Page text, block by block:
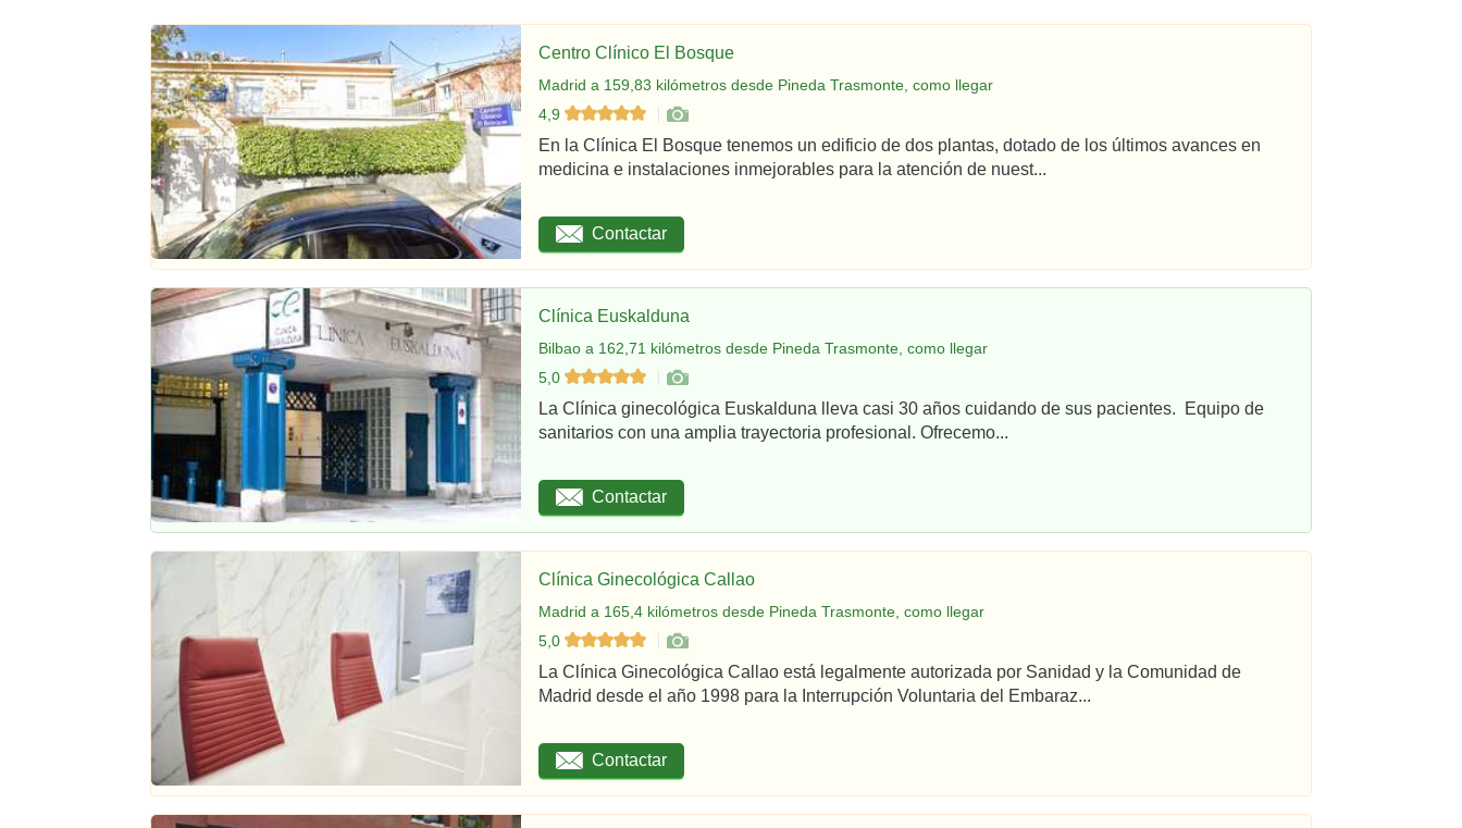
Centro Clínico El Bosque
Madrid a 159,83 kilómetros desde Pineda Trasmonte, como llegar
4,9
En la Clínica El Bosque tenemos un edificio de dos plantas, dotado de los últimos avances en
medicina e instalaciones inmejorables para la atención de nuest...
Contactar
Clínica Euskalduna
Bilbao a 162,71 kilómetros desde Pineda Trasmonte, como llegar
5,0
La Clínica ginecológica Euskalduna lleva casi 30 años cuidando de sus pacientes. Equipo de
sanitarios con una amplia trayectoria profesional. Ofrecemo...
Contactar
Clínica Ginecológica Callao
Madrid a 165,4 kilómetros desde Pineda Trasmonte, como llegar
5,0
La Clínica Ginecológica Callao está legalmente autorizada por Sanidad y la Comunidad de
Madrid desde el año 1998 para la Interrupción Voluntaria del Embaraz...
Contactar